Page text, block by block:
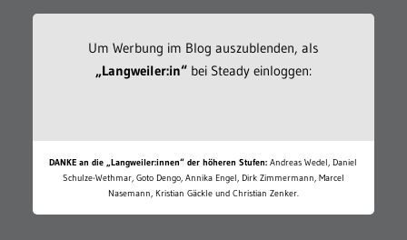
Um Werbung im Blog auszublenden, als
„Langweiler:in“bei Steady einloggen:
DANKE an die „Langweiler:innen“ der höheren Stufen: Andreas Wedel, Daniel
Schulze-Wethmar, Goto Dengo, Annika Engel, Dirk Zimmermann, Marcel
Nasemann, Kristian Gäckle und Christian Zenker.